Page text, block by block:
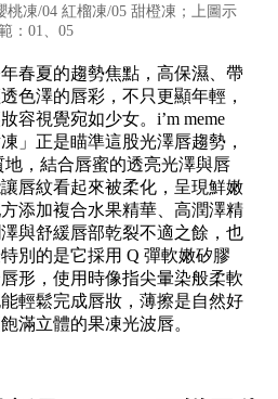
桃凍/04 紅榴凍/05 甜橙凍；上圖示
：01、05
春夏的趨勢焦點，高保濕、帶
色澤的唇彩，不只更顯年輕，
容視覺宛如少女。i’m meme
」正是瞄準這股光澤唇趨勢，
地，結合唇蜜的透亮光澤與唇
唇紋看起來被柔化，呈現鮮嫩
添加複合水果精華、高潤澤精
與舒緩唇部乾裂不適之餘，也
別的是它採用 Q 彈軟嫩矽膠
形，使用時像指尖暈染般柔軟
輕鬆完成唇妝，薄擦是自然好
滿立體的果凍光波唇。